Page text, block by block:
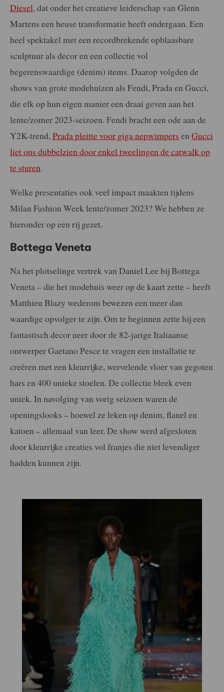
Diesel, dat onder het creatieve leiderschap van Glenn
Martens een heuse transformatie heeft ondergaan. Een
heel spektakel met een recordbrekende opblaasbare
sculptuur als decor en een collectie vol
begerenswaardige (denim) items. Daarop volgden de
shows van grote modehuizen als Fendi, Prada en Gucci,
die elk op hun eigen manier een draai geven aan het
lente/zomer 2023-seizoen. Fendi bracht een ode aan de
Y2K-trend, Prada pleitte voor giga nepwimpers en Gucci
liet ons dubbelzien door enkel tweelingen de catwalk op
te sturen.
Welke presentaties ook veel impact maakten tijdens
Milan Fashion Week lente/zomer 2023? We hebben ze
hieronder op een rij gezet.
Bottega Veneta
Na het plotselinge vertrek van Daniel Lee bij Bottega
Veneta – die het modehuis weer op de kaart zette – heeft
Matthieu Blazy wederom bewezen een meer dan
waardige opvolger te zijn. Om te beginnen zette hij een
fantastisch decor neer door de 82-jarige Italiaanse
ontwerper Gaetano Pesce te vragen een installatie te
creëren met een kleurrijke, wervelende vloer van gegoten
hars en 400 unieke stoelen. De collectie bleek even
uniek. In navolging van vorig seizoen waren de
openingslooks – hoewel ze leken op denim, flanel en
katoen – allemaal van leer. De show werd afgesloten
door kleurrijke creaties vol franjes die niet levendiger
hadden kunnen zijn.